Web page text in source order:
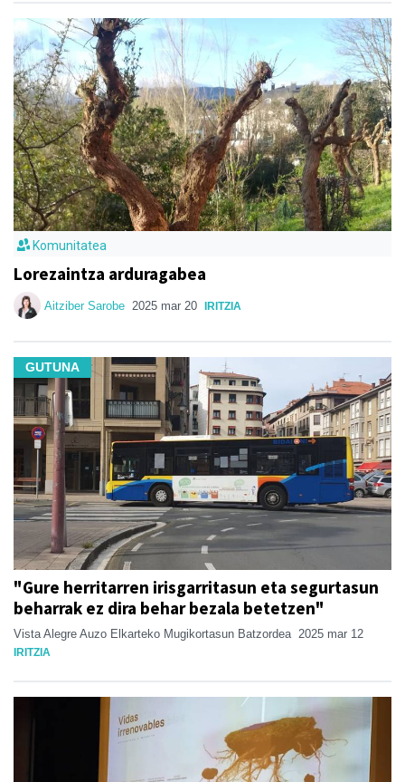
Komunitatea
Lorezaintza arduragabea
Aitziber Sarobe 2025 mar 20 IRITZIA
GUTUNA
"Gure herritarren irisgarritasun eta segurtasun
beharrak ez dira behar bezala betetzen"
Vista Alegre Auzo Elkarteko Mugikortasun Batzordea 2025 mar 12
IRITZIA